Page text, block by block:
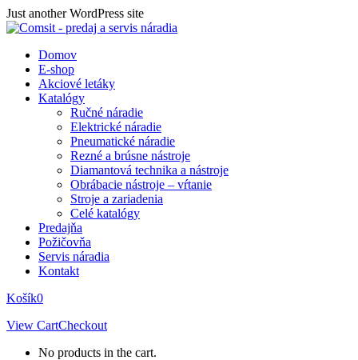
Skip
to
Just another WordPress site
Domov
E-shop
Akciové letáky
Katalógy
Ručné náradie
Elektrické náradie
Pneumatické náradie
Rezné a brúsne nástroje
Diamantová technika a nástroje
Obrábacie nástroje – vŕtanie
Stroje a zariadenia
Celé katalógy
Predajňa
Požičovňa
Servis náradia
Kontakt
Košík0
View CartCheckout
No products in the cart.